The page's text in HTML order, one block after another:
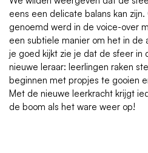
eens een delicate balans kan
genoemd werd in de voice-over
een subtiele manier om het in de
je goed kijkt zie je dat de sfeer in
nieuwe leraar: leerlingen raken
beginnen met propjes te gooien
Met de nieuwe leerkracht krijgt
de boom als het ware weer op!